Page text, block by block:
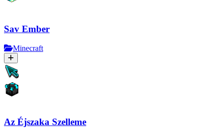
Sav Ember
Minecraft
Az Éjszaka Szelleme